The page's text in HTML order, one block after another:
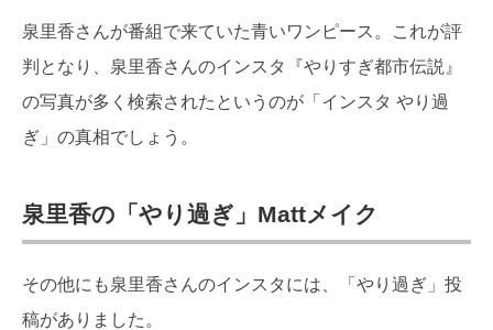
泉里香さんが番組で来ていた青いワンピース。これが評
判となり、泉里香さんのインスタ『やりすぎ都市伝説』
の写真が多く検索されたというのが「インスタ やり過
ぎ」の真相でしょう。
泉里香の「やり過ぎ」Mattメイク
その他にも泉里香さんのインスタには、「やり過ぎ」投
稿がありました。